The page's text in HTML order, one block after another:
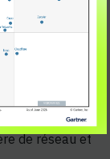
de
variété
MEC
accords de
de réseau et